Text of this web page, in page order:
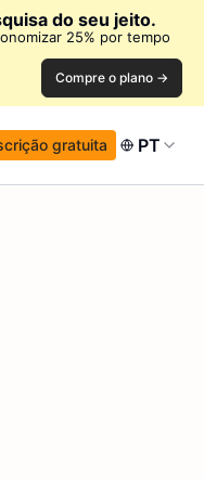
do seu jeito.
25% por tempo
Compre o plano →
gratuita PT